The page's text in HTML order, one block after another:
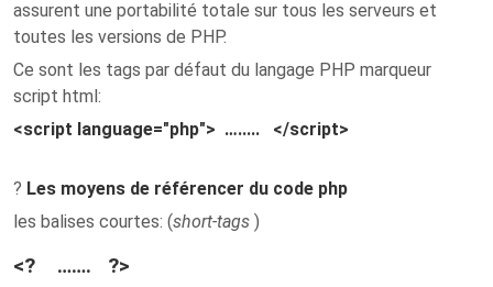
assurent une portabilité totale sur tous les serveurs et
toutes les versions de PHP.
Ce sont les tags par défaut du langage PHP marqueur
script html :
<script language="php"> …..... </script>
? Les moyens de référencer du code php
les balises courtes: (short-tags )
<? ……. ?>